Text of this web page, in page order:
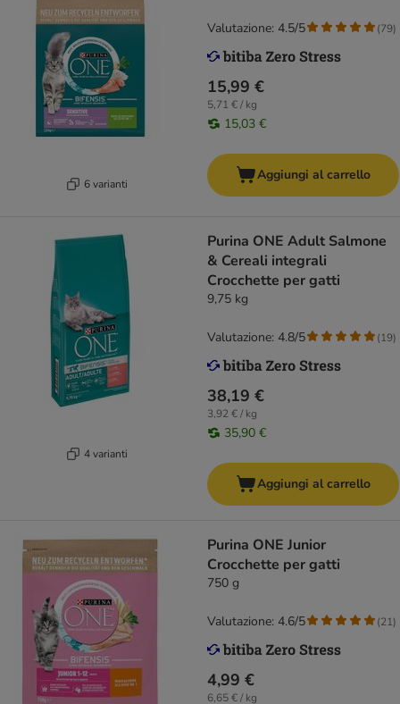
6 varianti
15,99 €
5,71 € / kg
15,03 €
Valutazione: 4.5/5 (79)
Aggiungi al carrello
4 varianti
Purina ONE Adult Salmone
& Cereali integrali
Crocchette per gatti
9,75 kg
38,19 €
3,92 € / kg
35,90 €
Valutazione: 4.8/5 (19)
Aggiungi al carrello
Purina ONE Junior
Crocchette per gatti
750 g
4,99 €
6,65 € / kg
Valutazione: 4.6/5 (21)